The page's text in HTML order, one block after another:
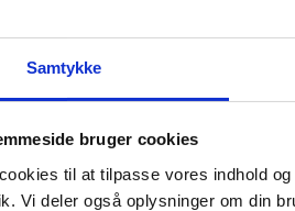
Samtykke
bruger cookies
til at tilpasse vores indhold
Vi deler også oplysninger om din